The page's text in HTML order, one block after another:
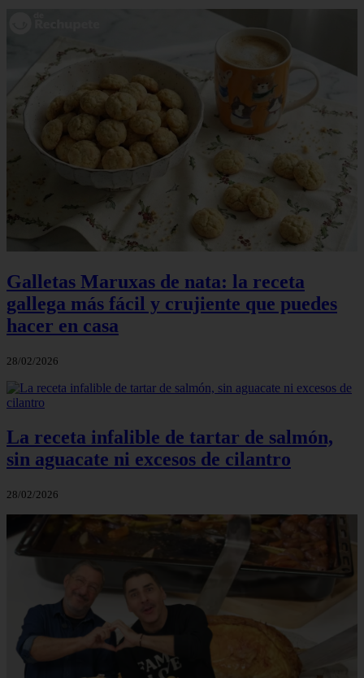
Galletas Maruxas de nata: la receta
gallega más fácil y crujiente que puedes
hacer en casa
28/02/2026
La receta infalible de tartar de salmón,
sin aguacate ni excesos de cilantro
28/02/2026